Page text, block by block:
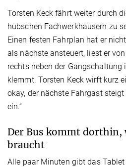
Torsten Keck fährt weiter durch
hübschen Fachwerkhäusern zu
Einen festen Fahrplan hat er
als nächste ansteuert, liest er
rechts neben der Gangschaltung
klemmt. Torsten Keck wirft kurz
okay, der nächste Fahrgast
ein.“
Der Bus kommt dorthin,
braucht
Alle paar Minuten gibt das Tablet